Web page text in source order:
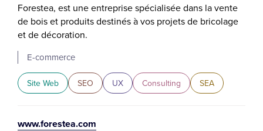
Forestea, est une entreprise spécialisée dans la vente
de bois et produits destinés à vos projets de bricolage
et de décoration.
E-commerce
Site Web SEO UX Consulting SEA
www.forestea.com